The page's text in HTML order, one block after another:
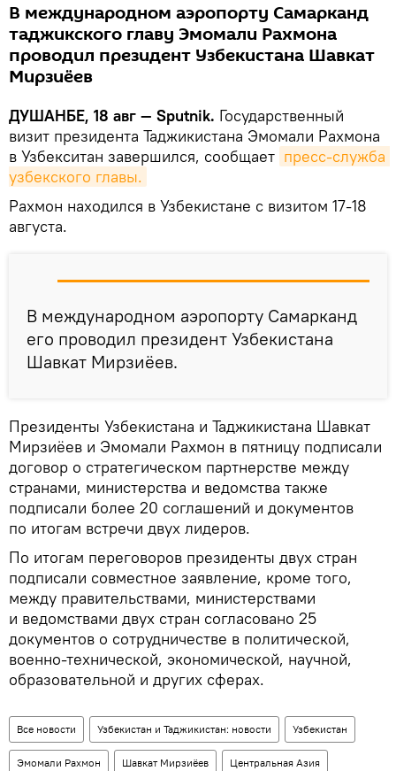
В международном аэропорту Самарканд
таджикского главу Эмомали Рахмона
проводил президент Узбекистана Шавкат
Мирзиёев
ДУШАНБЕ, 18 авг — Sputnik. Государственный
визит президента Таджикистана Эмомали Рахмона
в Узбекситан завершился, сообщает пресс-служба
узбекского главы.
Рахмон находился в Узбекистане с визитом 17-18
августа.
В международном аэропорту Самарканд
его проводил президент Узбекистана
Шавкат Мирзиёев.
Президенты Узбекистана и Таджикистана Шавкат
Мирзиёев и Эмомали Рахмон в пятницу подписали
договор о стратегическом партнерстве между
странами, министерства и ведомства также
подписали более 20 соглашений и документов
по итогам встречи двух лидеров.
По итогам переговоров президенты двух стран
подписали совместное заявление, кроме того,
между правительствами, министерствами
и ведомствами двух стран согласовано 25
документов о сотрудничестве в политической,
военно-технической, экономической, научной,
образовательной и других сферах.
Все новости Узбекистан и Таджикистан: новости Узбекистан
Эмомали Рахмон Шавкат Мирзиёев Центральная Азия